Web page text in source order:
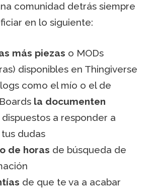
comunidad detrás siempre
en lo siguiente:
más piezas o MODs
disponibles en Thingiverse
como el mío o el de
la documenten
dispuestos a responder a
dudas
de horas de búsqueda de
de que te va a acabar